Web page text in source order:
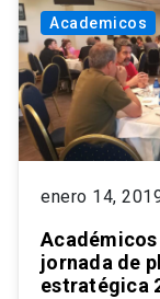
Academicos
enero 14,
jornada de
estratégica